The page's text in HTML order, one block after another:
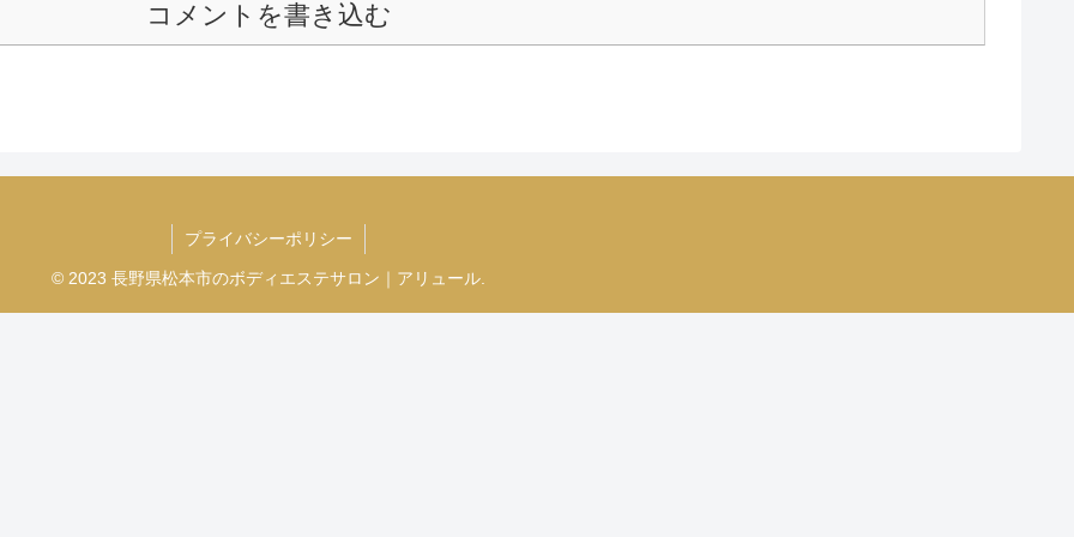
コメントを書き込む
プライバシーポリシー
© 2023 長野県松本市のボディエステサロン｜アリュール.